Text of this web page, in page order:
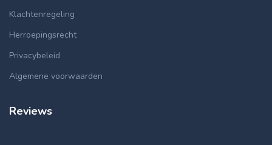
Klachtenregeling
Herroepingsrecht
Privacybeleid
Algemene voorwaarden
Reviews